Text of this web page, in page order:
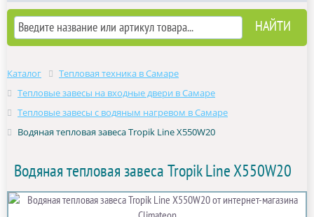
Каталог
Тепловая техника в Самаре
Тепловые завесы на входные двери в Самаре
Тепловые завесы с водяным нагревом в Самаре
Водяная тепловая завеса Tropik Line X550W20
Водяная тепловая завеса Tropik Line X550W20